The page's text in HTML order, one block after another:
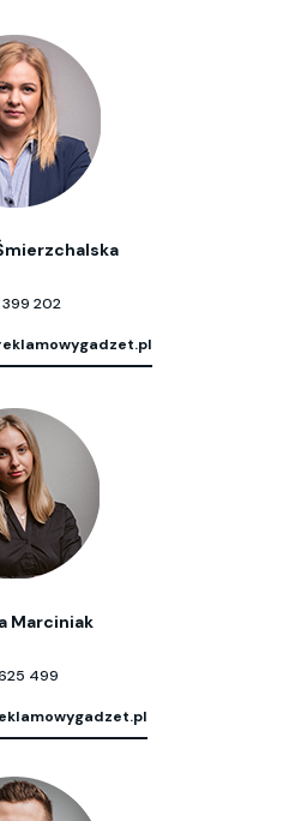
202
Marciniak
499